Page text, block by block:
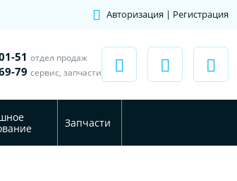
Авторизация | Регистрация
51 отдел продаж
79 сервис, запчасти
Запчасти